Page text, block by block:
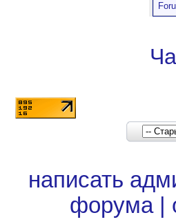
написать
форума|